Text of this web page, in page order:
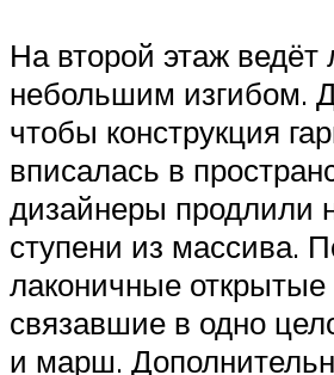
На второй этаж ведёт
небольшим изгибом.
чтобы конструкция
вписалась в
дизайнеры продлили
ступени из массива.
лаконичные открытые
связавшие в одно
и марш.